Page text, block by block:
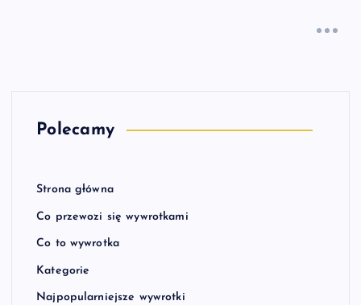
Polecamy
Strona główna
Co przewozi się wywrotkami
Co to wywrotka
Kategorie
Najpopularniejsze wywrotki